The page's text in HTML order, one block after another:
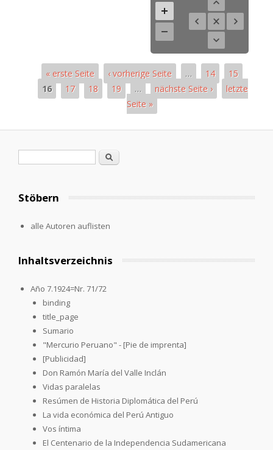
« erste Seite ‹ vorherige Seite … 14
15
16
17 18 19 … nächste Seite ›
letzte
Seite »
Suche
Stöbern
alle Autoren auflisten
Inhaltsverzeichnis
Año 7.1924=Nr. 71/72
binding
title_page
Sumario
"Mercurio Peruano" - [Pie de imprenta]
[Publicidad]
Don Ramón María del Valle Inclán
Vidas paralelas
Resúmen de Historia Diplomática del Perú
La vida económica del Perú Antiguo
Vos íntima
El Centenario de la Independencia Sudamericana